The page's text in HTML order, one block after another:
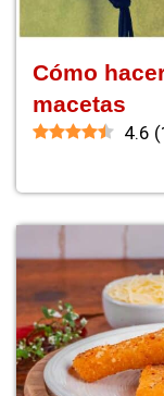
Cómo
macetas
4.6 (